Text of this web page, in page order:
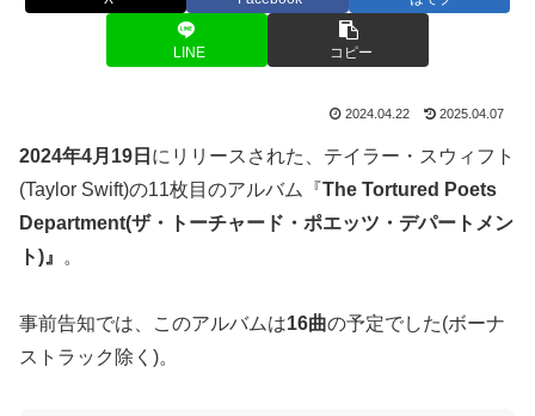
LINE コピー
2024.04.22 2025.04.07
2024年4月19日 にリリースされた、テイラー・スウィフト
(Taylor Swift)の11枚目のアルバム『The Tortured Poets
Department(ザ・トーチャード・ポエッツ・デパートメン
ト)』
。
事前告知では、このアルバムは16曲の予定でした(ボーナ
ストラック除く)。